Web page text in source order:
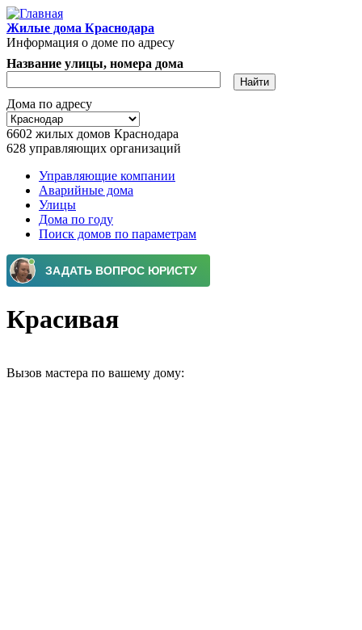
Перейти к основному содержанию
Жилые дома Краснодара
Информация о доме по адресу
Название улицы, номера дома
Дома по адресу
6602 жилых домов Краснодара
628 управляющих организаций
Главное меню
Управляющие компании
Аварийные дома
Улицы
Дома по году
Поиск домов по параметрам
Красивая
Вызов мастера по вашему дому: